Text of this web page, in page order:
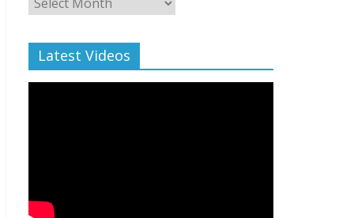
Archive
Latest Videos